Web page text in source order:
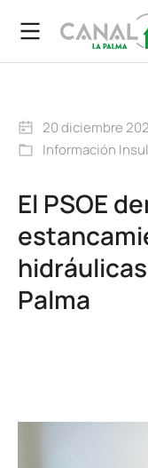
20 diciembre
Información
El PSOE
Palma